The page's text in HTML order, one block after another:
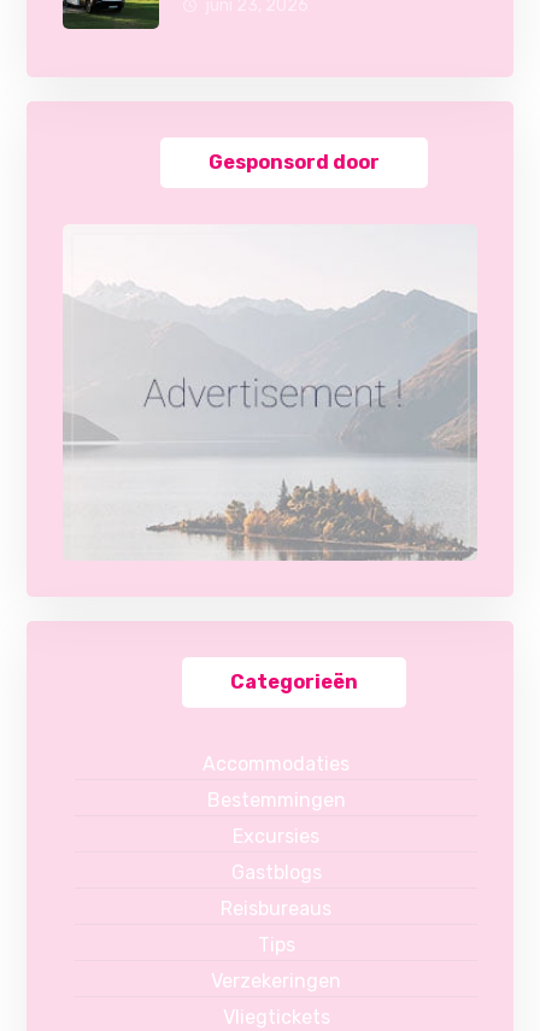
Gesponsord door
Categorieën
Accommodaties
Bestemmingen
Excursies
Gastblogs
Reisbureaus
Tips
Verzekeringen
Vliegtickets